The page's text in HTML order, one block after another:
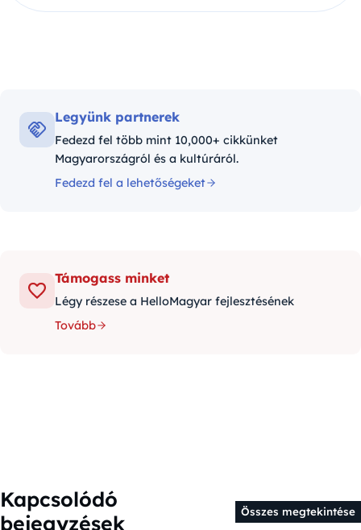
Legyünk partnerek
Fedezd fel több mint 10,000+ cikkünket
Magyarországról és a kultúráról.
Fedezd fel a lehetőségeket
Támogass minket
Légy részese a HelloMagyar fejlesztésének
Tovább
Kapcsolódó
bejegyzések
Összes megtekintése